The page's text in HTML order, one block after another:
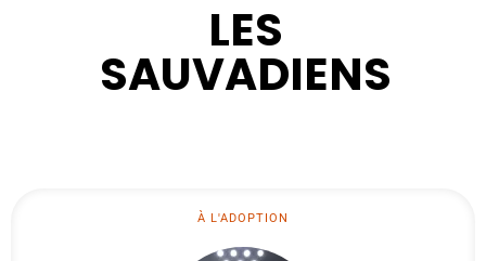
LES
SAUVADIENS
À L'ADOPTION